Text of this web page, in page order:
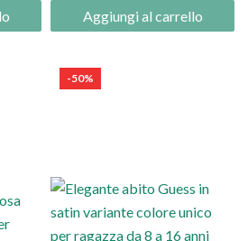
Aggiungi al carrello
-50%